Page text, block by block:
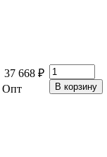
37 668 ₽
Опт